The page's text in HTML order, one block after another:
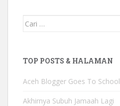
Mencari:
TOP POSTS & HALAMAN
Aceh Blogger Goes To School
Akhirnya Subuh Jamaah Lagi